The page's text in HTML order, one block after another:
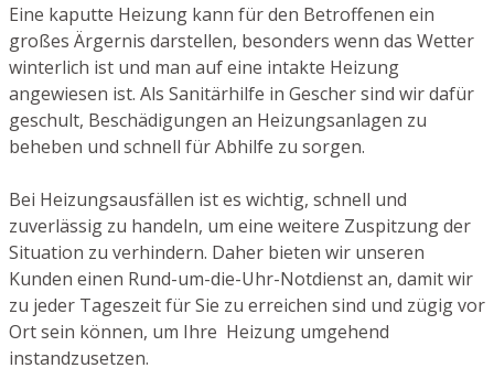
Eine kaputte Heizung kann für den Betroffenen ein
großes Ärgernis darstellen, besonders wenn das Wetter
winterlich ist und man auf eine intakte Heizung
angewiesen ist. Als Sanitärhilfe in Gescher sind wir dafür
geschult, Beschädigungen an Heizungsanlagen zu
beheben und schnell für Abhilfe zu sorgen.
Bei Heizungsausfällen ist es wichtig, schnell und
zuverlässig zu handeln, um eine weitere Zuspitzung der
Situation zu verhindern. Daher bieten wir unseren
Kunden einen Rund-um-die-Uhr-Notdienst an, damit wir
zu jeder Tageszeit für Sie zu erreichen sind und zügig vor
Ort sein können, um Ihre Heizung umgehend
instandzusetzen.